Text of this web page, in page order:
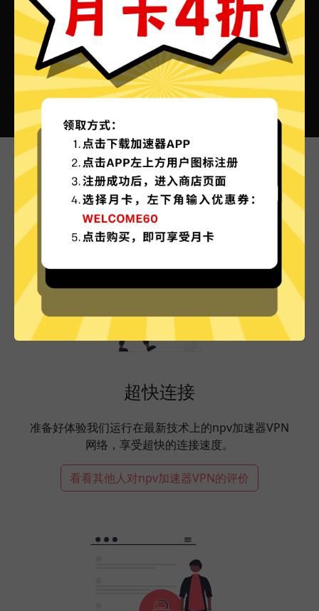
npv加速器VPN的特色
超快连接
准备好体验我们运行在最新技术上的npv加速器VPN
网络，享受超快的连接速度。
看看其他人对npv加速器VPN的评价